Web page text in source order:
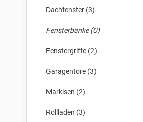
Dachfenster (3)
Fensterbänke (0)
Fenstergriffe (2)
Garagentore (3)
Markisen (2)
Rollladen (3)